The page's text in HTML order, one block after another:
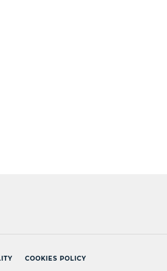
COOKIES POLICY